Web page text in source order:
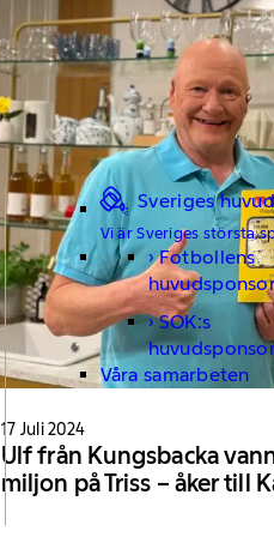
Sveriges
Vi är Sveriges största
Fotbollens
SOK:s
Våra samarbeten
17 Juli 2024
Ulf från Kungsbacka
miljon på Triss – åker till